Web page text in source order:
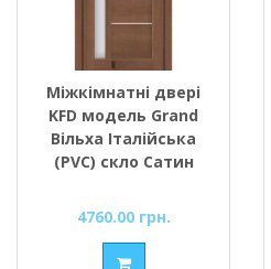
Міжкімнатні двері
KFD модель Grand
Вільха Італійська
(PVC) скло Сатин
4760.00 грн.